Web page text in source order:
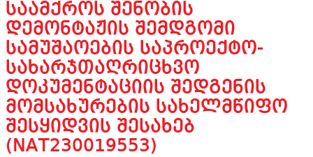
ᲡᲐᲐᲛᲥᲠᲝᲡ ᲨᲔᲜᲝᲑᲘᲡ
ᲓᲔᲛᲝᲜᲢᲐᲟᲘᲡ ᲨᲔᲛᲓᲒᲝᲛᲘ
ᲡᲐᲛᲣᲨᲐᲝᲔᲑᲘᲡ ᲡᲐᲞᲠᲝᲔᲥᲢᲝ-
ᲡᲐᲮᲐᲠᲯᲗᲐᲦᲠᲘᲪᲮᲕᲝ
ᲓᲝᲙᲣᲛᲔᲜᲢᲐᲪᲘᲘᲡ ᲨᲔᲓᲒᲔᲜᲘᲡ
ᲛᲝᲛᲡᲐᲮᲣᲠᲔᲑᲘᲡ ᲡᲐᲮᲔᲚᲛᲬᲘᲤᲝ
ᲨᲔᲡᲧᲘᲓᲕᲘᲡ ᲨᲔᲡᲐᲮᲔᲑ
(NAT230019553)